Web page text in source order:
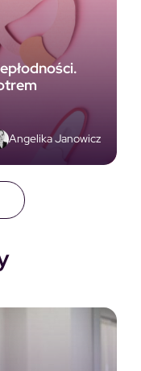
Angelika Janowicz